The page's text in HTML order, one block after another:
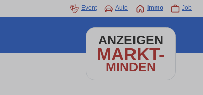
Event Auto Immo Job
ANZEIGEN
MARKT-
MINDEN